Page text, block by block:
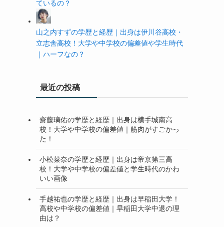
ているの？
山之内すずの学歴と経歴｜出身は伊川谷高校・
立志舎高校！大学や中学校の偏差値や学生時代
｜ハーフなの？
最近の投稿
齋藤璃佑の学歴と経歴｜出身は横手城南高
校！大学や中学校の偏差値｜筋肉がすごかっ
た！
小松菜奈の学歴と経歴｜出身は帝京第三高
校！大学や中学校の偏差値と学生時代のかわ
いい画像
手越祐也の学歴と経歴｜出身は早稲田大学！
高校や中学校の偏差値｜早稲田大学中退の理
由は？